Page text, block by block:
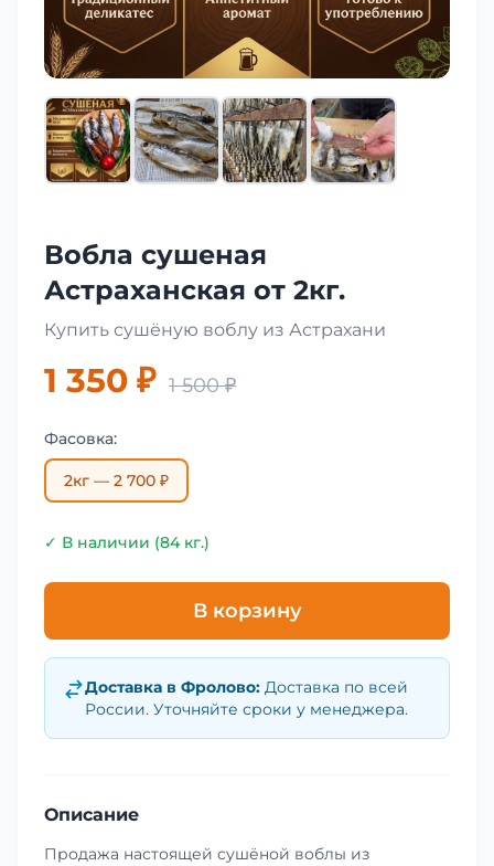
Вобла сушеная
Астраханская от 2кг.
Купить сушёную воблу из Астрахани
1 350 ₽ 1 500 ₽
Фасовка:
2кг — 2 700 ₽
✓ В наличии (84 кг.)
В корзину
Доставка в Фролово: Доставка по всей
России. Уточняйте сроки у менеджера.
Описание
Продажа настоящей сушёной воблы из